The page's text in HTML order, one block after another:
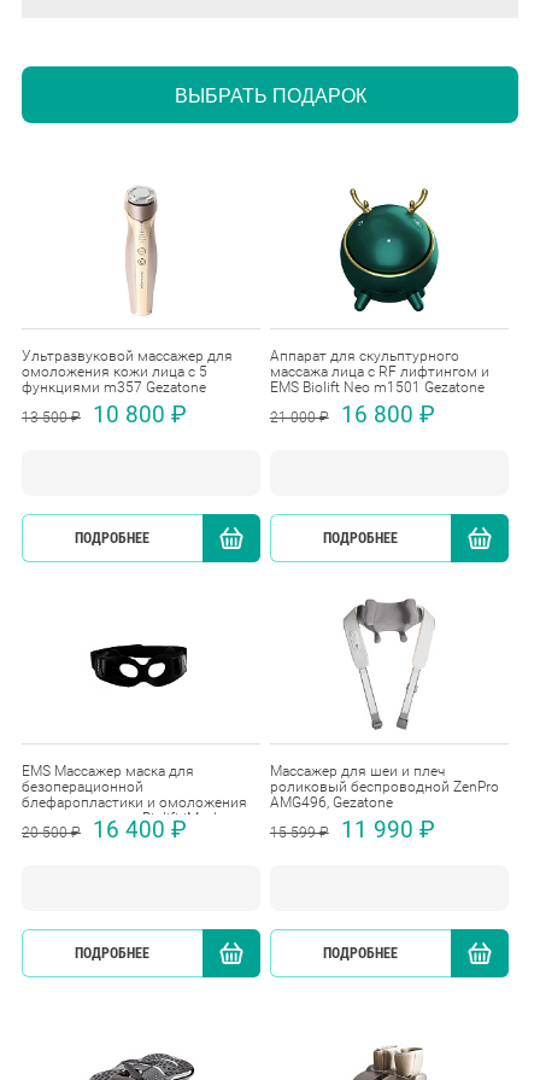
ВЫБРАТЬ ПОДАРОК
Ультразвуковой массажер для
омоложения кожи лица с 5
функциями m357 Gezatone
13 500 ₽
10 800 ₽
ПОДРОБНЕЕ КУПИТЬ
Аппарат для скульптурного
массажа лица с RF лифтингом и
EMS Biolift Neo m1501 Gezatone
21 000 ₽
16 800 ₽
ПОДРОБНЕЕ
EMS Массажер маска для
безоперационной
блефаропластики и омоложения
кожи вокруг глаз Biolift iMask
Gezatone
20 500 ₽ 16 400 ₽
ПОДРОБНЕЕ КУПИТЬ
Массажер для шеи и плеч
роликовый беспроводной ZenPro
AMG496, Gezatone
15 599 ₽
11 990 ₽
ПОДРОБНЕЕ